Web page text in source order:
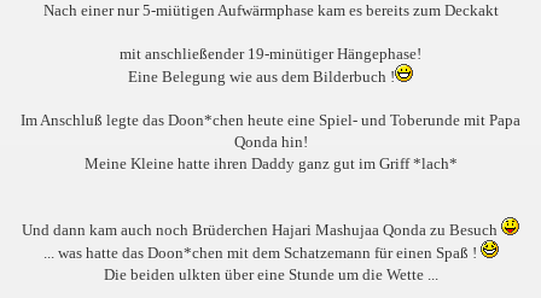
Nach einer nur 5-miütigen Aufwärmphase kam es bereits zum Deckakt
mit anschließender 19-minütiger Hängephase!
Eine Belegung wie aus dem Bilderbuch !
Im Anschluß legte das Doon*chen heute eine Spiel- und Toberunde mit Papa
Qonda hin!
Meine Kleine hatte ihren Daddy ganz gut im Griff *lach*
Und dann kam auch noch Brüderchen Hajari Mashujaa Qonda zu Besuch
... was hatte das Doon*chen mit dem Schatzemann für einen Spaß !
Die beiden ulkten über eine Stunde um die Wette ...